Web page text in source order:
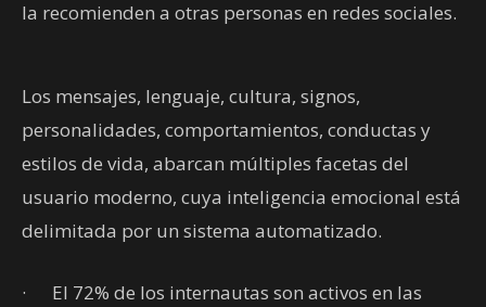
la recomienden a otras personas en redes sociales.
Los mensajes, lenguaje, cultura, signos,
personalidades, comportamientos, conductas y
estilos de vida, abarcan múltiples facetas del
usuario moderno, cuya inteligencia emocional está
delimitada por un sistema automatizado.
· El 72% de los internautas son activos en las